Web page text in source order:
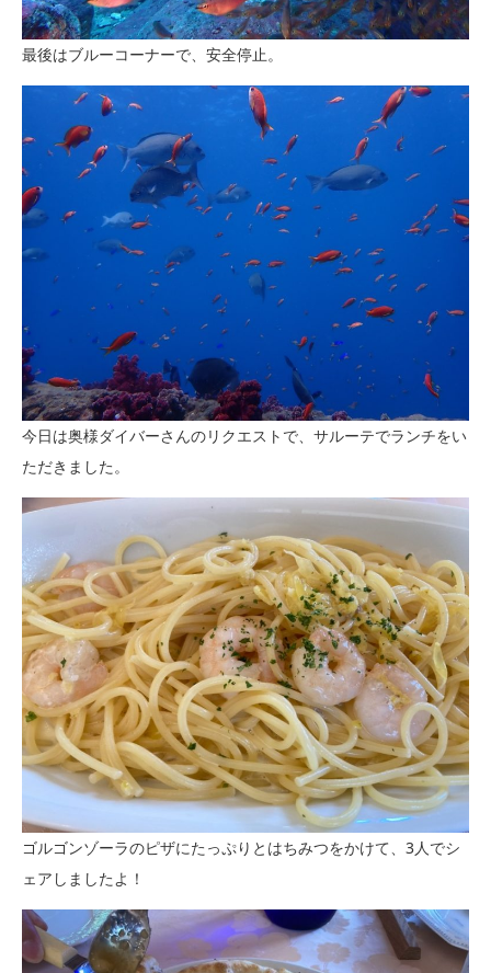
最後はブルーコーナーで、安全停止。
今日は奥様ダイバーさんのリクエストで、サルーテでランチをい
ただきました。
ゴルゴンゾーラのピザにたっぷりとはちみつをかけて、3人でシ
ェアしましたよ！